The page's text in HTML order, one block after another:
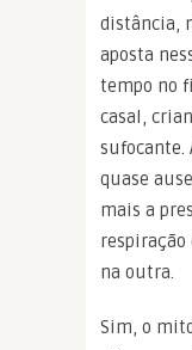
distância,
aposta
tempo no
casal,
sufocante.
quase
mais a
respiração
na outra.
Sim, o